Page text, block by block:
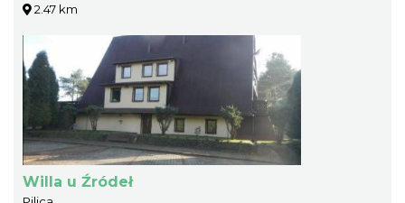
2.47 km
Willa u Źródeł